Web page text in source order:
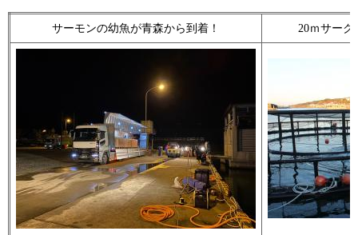
サーモンの幼魚が青森から到着！ 20ｍサー